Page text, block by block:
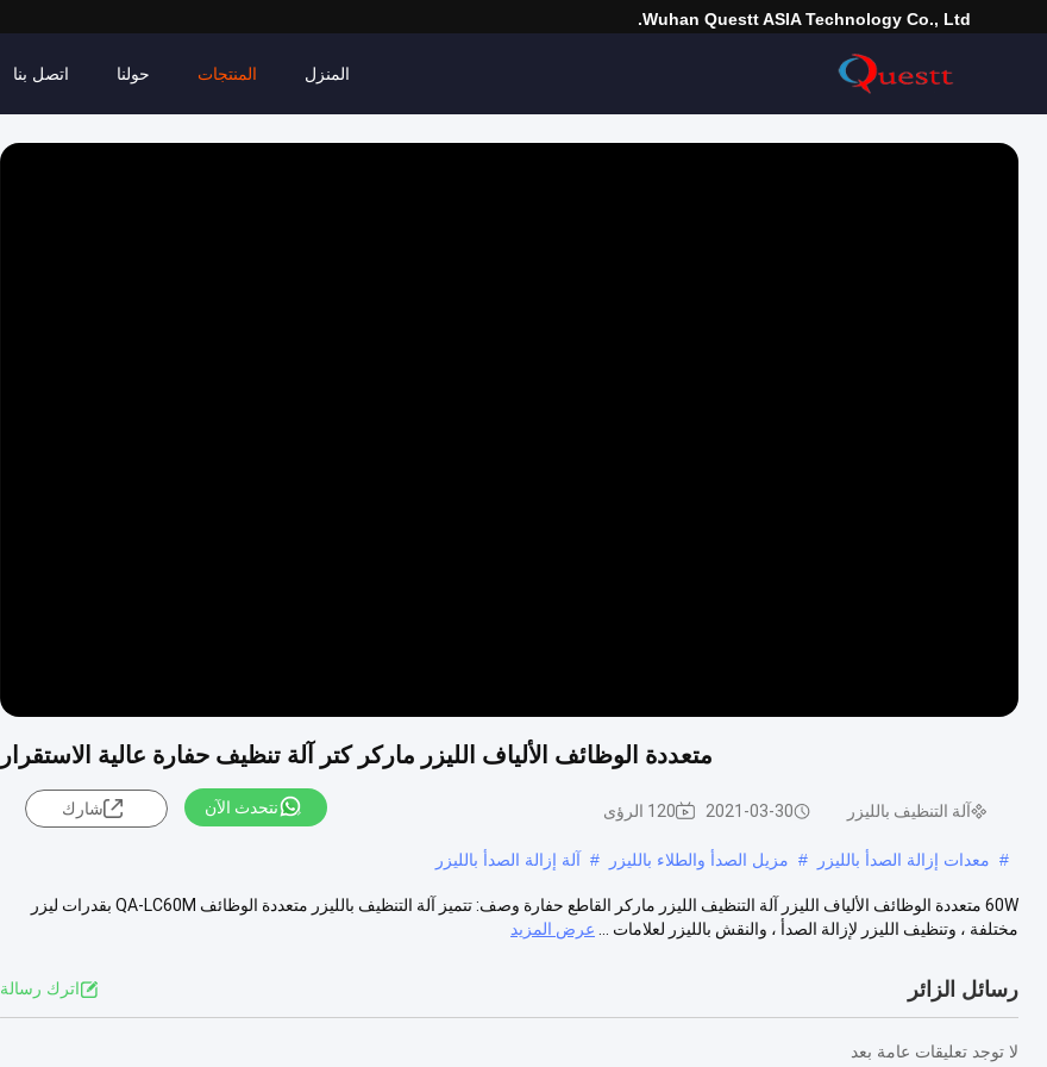
Wuhan Questt ASIA Technology Co., Ltd.
المنزل المنتجات حولنا اتصل بنا
متعددة الوظائف الألياف الليزر ماركر كتر آلة تنظيف حفارة عالية الاستقرار
آلة التنظيف بالليزر 2021-03-30 120 الرؤى نتحدث الآن شارك
# معدات إزالة الصدأ بالليزر # مزيل الصدأ والطلاء بالليزر # آلة إزالة الصدأ بالليزر
60W متعددة الوظائف الألياف الليزر آلة التنظيف الليزر ماركر القاطع حفارة وصف: تتميز آلة التنظيف بالليزر متعددة الوظائف QA-LC60M بقدرات ليزر
مختلفة ، وتنظيف الليزر لإزالة الصدأ ، والنقش بالليزر لعلامات ...
عرض المزيد
رسائل الزائر اترك رسالة
لا توجد تعليقات عامة بعد